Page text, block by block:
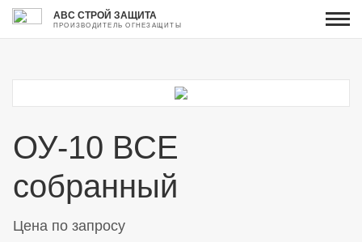
АВС СТРОЙ ЗАЩИТА
ПРОИЗВОДИТЕЛЬ ОГНЕЗАЩИТЫ
ОУ-10 ВСЕ
собранный
Цена по запросу